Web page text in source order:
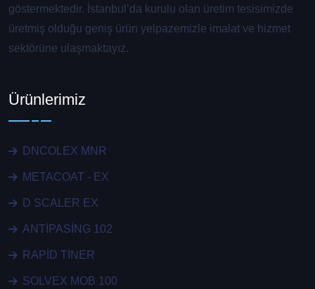
göstermektedir. İstanbul’da kurulu olan üretim tesisimizde
üretmiş olduğu geniş ürün yelpazemizle imalat ve hizmet
sektörüne ulaşmaktayız.
Ürünlerimiz
DNCOLEX MNR
METACOAT - EX
D SCALER EX
ANTİPASİNG 102
RAPİD TİNER
SOLVEX MOB 100